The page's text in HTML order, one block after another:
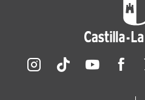
Redes sociales JCCM